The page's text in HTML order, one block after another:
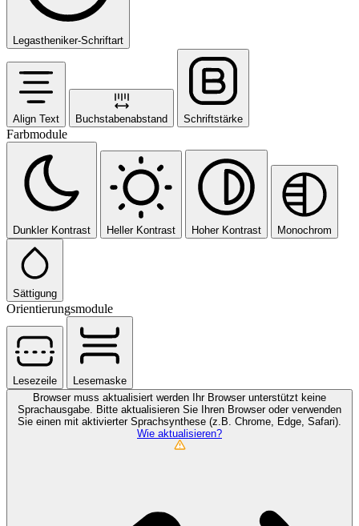
Legastheniker-Schriftart
Align Text Buchstabenabstand Schriftstärke
Farbmodule
Dunkler Kontrast Heller Kontrast Hoher Kontrast Monochrom
Sättigung
Orientierungsmodule
Lesezeile
Lesemaske
Browser muss aktualisiert werden
Ihr Browser unterstützt keine
Sprachausgabe. Bitte aktualisieren Sie Ihren Browser oder verwenden
Sie einen mit aktivierter Sprachsynthese (z.B. Chrome, Edge, Safari).
Wie aktualisieren?